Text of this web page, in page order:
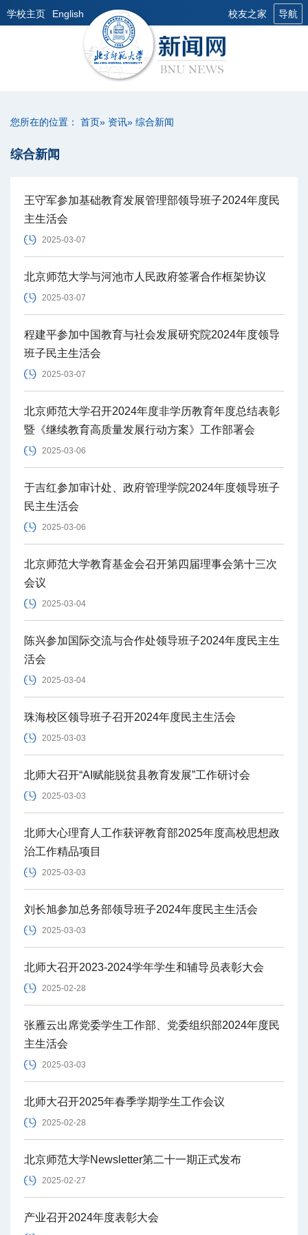
学校主页 English 校友之家 导航
您所在的位置： 首页» 资讯» 综合新闻
综合新闻
王守军参加基础教育发展管理部领导班子2024年度民
主生活会
2025-03-07
北京师范大学与河池市人民政府签署合作框架协议
2025-03-07
程建平参加中国教育与社会发展研究院2024年度领导
班子民主生活会
2025-03-07
北京师范大学召开2024年度非学历教育年度总结表彰
暨《继续教育高质量发展行动方案》工作部署会
2025-03-06
于吉红参加审计处、政府管理学院2024年度领导班子
民主生活会
2025-03-06
北京师范大学教育基金会召开第四届理事会第十三次
会议
2025-03-04
陈兴参加国际交流与合作处领导班子2024年度民主生
活会
2025-03-04
珠海校区领导班子召开2024年度民主生活会
2025-03-03
北师大召开“AI赋能脱贫县教育发展”工作研讨会
2025-03-03
北师大心理育人工作获评教育部2025年度高校思想政
治工作精品项目
2025-03-03
刘长旭参加总务部领导班子2024年度民主生活会
2025-03-03
北师大召开2023-2024学年学生和辅导员表彰大会
2025-02-28
张雁云出席党委学生工作部、党委组织部2024年度民
主生活会
2025-03-03
北师大召开2025年春季学期学生工作会议
2025-02-28
北京师范大学Newsletter第二十一期正式发布
2025-02-27
产业召开2024年度表彰大会